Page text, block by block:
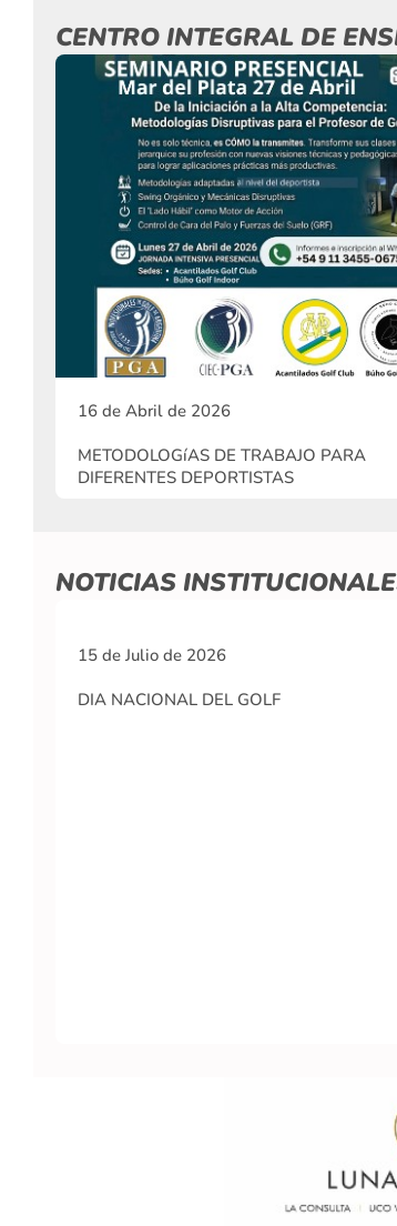
CENTRO INTEGRAL DE
16 de Abril de 2026
METODOLOGíAS DE TRABAJO PARA
DIFERENTES DEPORTISTAS
NOTICIAS
15 de Julio de 2026
DIA NACIONAL DEL GOLF